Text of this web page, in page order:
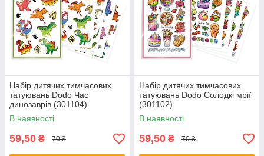
Набір дитячих тимчасових
татуювань Dodo Час
динозаврів (301104)
В наявності
59,50 ₴ 70 ₴
Набір дитячих тимчасових
татуювань Dodo Солодкі мрії
(301102)
В наявності
59,50 ₴ 70 ₴